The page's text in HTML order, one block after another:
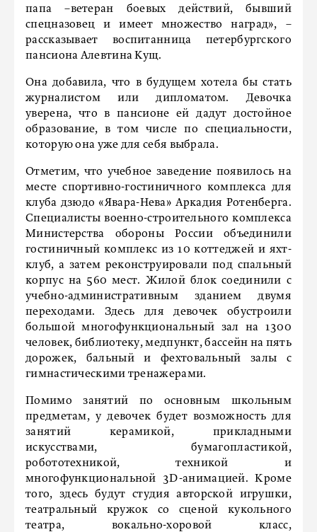
папа –ветеран боевых действий, бывший
спецназовец и имеет множество наград», –
рассказывает воспитанница петербургского
пансиона Алевтина Кущ.
Она добавила, что в будущем хотела бы стать
журналистом или дипломатом. Девочка
уверена, что в пансионе ей дадут достойное
образование, в том числе по специальности,
которую она уже для себя выбрала.
Отметим, что учебное заведение появилось на
месте спортивно-гостиничного комплекса для
клуба дзюдо «Явара-Нева» Аркадия Ротенберга.
Специалисты военно-строительного комплекса
Министерства обороны России объединили
гостиничный комплекс из 10 коттеджей и яхт-
клуб, а затем реконструировали под спальный
корпус на 560 мест. Жилой блок соединили с
учебно-административным зданием двумя
переходами. Здесь для девочек обустроили
большой многофункциональный зал на 1300
человек, библиотеку, медпункт, бассейн на пять
дорожек, бальный и фехтовальный залы с
гимнастическими тренажерами.
Помимо занятий по основным школьным
предметам, у девочек будет возможность для
занятий керамикой, прикладными
искусствами, бумагопластикой,
робототехникой, техникой и
многофункциональной 3D-анимацией. Кроме
того, здесь будут студия авторской игрушки,
театральный кружок со сценой кукольного
театра, вокально-хоровой класс,